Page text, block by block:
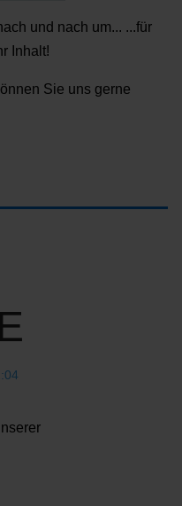
und nach um... ...für
Inhalt!
Sie uns gerne